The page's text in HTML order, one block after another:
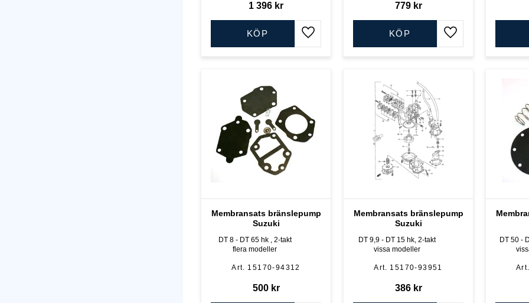
1 396 kr
Lägg till i favoriter
KÖP
779kr
Lägg till i favoriter
KÖP
Membransats bränslepump
Suzuki
DT 8 - DT 65 hk , 2-takt
flera modeller
15170-94312
500kr
Membransats bränslepump
Suzuki
DT 9,9 - DT 15 hk, 2-takt
vissa modeller
15170-93951
386kr
DT 50 -